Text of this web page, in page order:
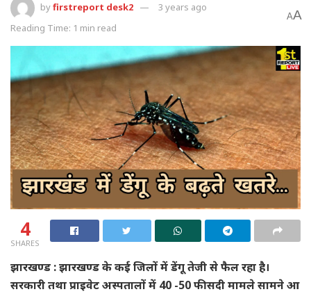
byfirstreport desk2
3 years ago
Reading Time: 1 min read
AA
4
SHARES
झारखण्ड : झारखण्ड के कई जिलों में डेंगू तेजी से फैल रहा है।
सरकारी तथा प्राइवेट अस्पतालों में 40 -50 फीसदी मामले सामने आ